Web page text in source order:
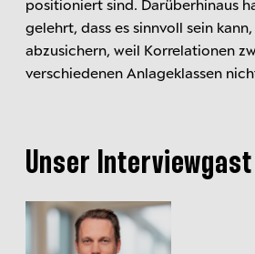
positioniert sind. Darüberhinaus
gelehrt, dass es sinnvoll sein
abzusichern, weil Korrelationen
verschiedenen Anlageklassen
Unser Interviewgast